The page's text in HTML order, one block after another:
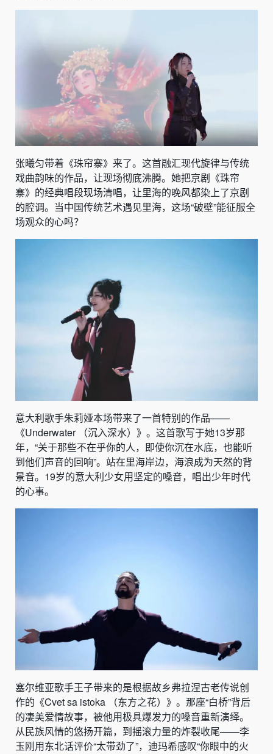
张曦匀带着《珠帘寨》来了。这首融汇现代旋律与传统
戏曲韵味的作品，让现场彻底沸腾。她把京剧《珠帘
寨》的经典唱段现场清唱，让里海的晚风都染上了京剧
的腔调。当中国传统艺术遇见里海，这场“破壁”能征服全
场观众的心吗？
意大利歌手朱莉娅本场带来了一首特别的作品——
《Underwater （沉入深水）》。这首歌写于她13岁那
年，“关于那些不在乎你的人，即使你沉在水底，也能听
到他们声音的回响”。站在里海岸边，海浪成为天然的背
景音。19岁的意大利少女用坚定的嗓音，唱出少年时代
的心事。
塞尔维亚歌手王子带来的是根据故乡弗拉涅古老传说创
作的《Cvet sa istoka （东方之花）》。那座“白桥”背后
的凄美爱情故事，被他用极具爆发力的嗓音重新演绎。
从民族风情的悠扬开篇，到摇滚力量的炸裂收尾——李
玉刚用东北话评价“太带劲了”，迪玛希感叹“你眼中的火